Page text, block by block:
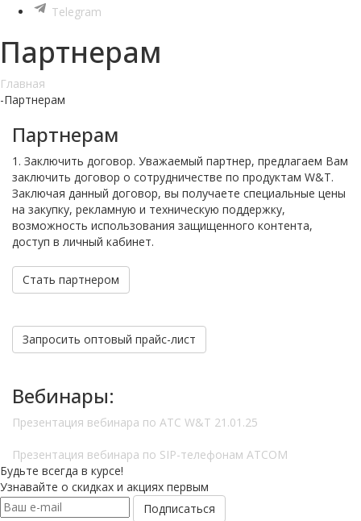
Telegram
Партнерам
Главная
-Партнерам
Партнерам
1. Заключить договор. Уважаемый партнер, предлагаем Вам
заключить договор о сотрудничестве по продуктам W&T.
Заключая данный договор, вы получаете специальные цены
на закупку, рекламную и техническую поддержку,
возможность использования защищенного контента,
доступ в личный кабинет.
Стать партнером
Запросить оптовый прайс-лист
Вебинары:
Презентация вебинара по АТС W&T 21.01.25
Презентация вебинара по SIP-телефонам ATCOM
Будьте всегда в курсе!
Узнавайте о скидках и акциях первым